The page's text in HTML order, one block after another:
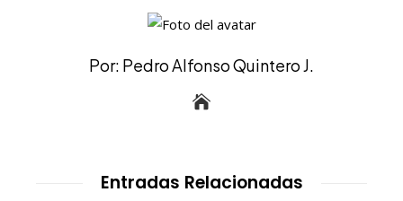
Por: Pedro Alfonso Quintero J.
Entradas Relacionadas